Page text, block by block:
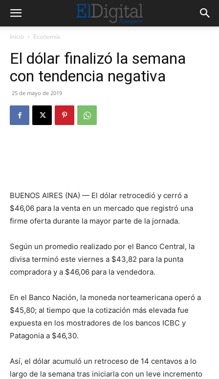
Inicio Economía
El dólar finalizó la semana
con tendencia negativa
25 de mayo de 2019
BUENOS AIRES (NA) — El dólar retrocedió y cerró a
$46,06 para la venta en un mercado que registró una
firme oferta durante la mayor parte de la jornada.
Según un promedio realizado por el Banco Central, la
divisa terminó este viernes a $43,82 para la punta
compradora y a $46,06 para la vendedora.
En el Banco Nación, la moneda norteamericana operó a
$45,80; al tiempo que la cotización más elevada fue
expuesta en los mostradores de los bancos ICBC y
Patagonia a $46,30.
Así, el dólar acumuló un retroceso de 14 centavos a lo
largo de la semana tras iniciarla con un leve incremento